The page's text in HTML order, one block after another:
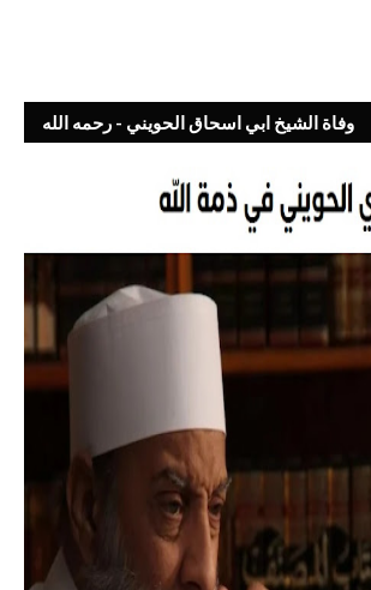
وفاة الشيخ ابي اسحاق الحويني - رحمه الله